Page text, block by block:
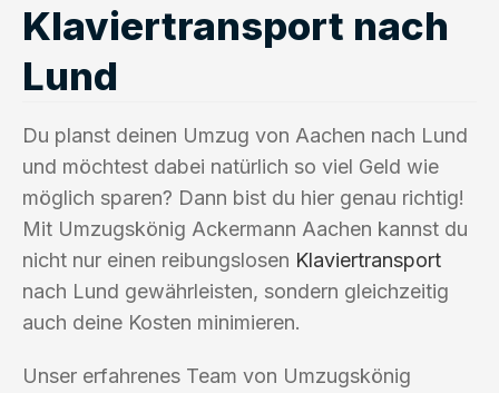
Klaviertransport nach
Lund
Du planst deinen Umzug von Aachen nach Lund
und möchtest dabei natürlich so viel Geld wie
möglich sparen? Dann bist du hier genau richtig!
Mit Umzugskönig Ackermann Aachen kannst du
nicht nur einen reibungslosen Klaviertransport
nach Lund gewährleisten, sondern gleichzeitig
auch deine Kosten minimieren.
Unser erfahrenes Team von Umzugskönig